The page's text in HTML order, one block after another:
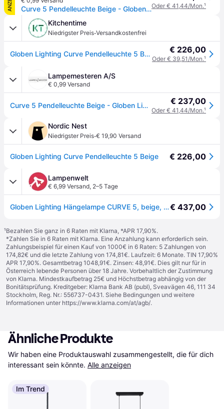
Curve 5 Pendelleuchte Beige - Globen Lighting - Küche - Vintage - Metall - MehrflammigOder € 41,44/Mon.¹
Kitchentime
Niedrigster Preis·Versandkostenfrei
Globen Lighting Curve Pendelleuchte 5 Beige € 226,00
Oder € 39,51/Mon.¹
Lampemesteren A/S
€ 0,99 Versand
Curve 5 Pendelleuchte Beige - Globen Lighting - Küche - Vintage - Metall - Mehrflammig € 237,00
Oder € 41,44/Mon.¹
Nordic Nest
Niedrigster Preis·€ 19,90 Versand
Globen Lighting Curve Pendelleuchte 5 Beige € 226,00
Lampenwelt
€ 6,99 Versand, 2–5 Tage
Globen Lighting Hängelampe CURVE 5, beige, 5-flg., 165 cm€ 437,00
¹Bezahlen Sie ganz in 6 Raten mit Klarna, *APR 17,90%.
*Zahlen Sie in 6 Raten mit Klarna. Eine Anzahlung kann erforderlich sein.
Zahlungsbeispiel für einen Kauf von 1000€ in 6 Raten: 5 Zahlungen von
174,82€ und die letzte Zahlung von 174,81€. Laufzeit: 6 Monate. TIN 17,90%
APR 17,90%. Gesamtbetrag 1048,91€. Zinsen: 48,91€. Dies gilt nur für in
Österreich lebende Personen über 18 Jahre. Vorbehaltlich der Zustimmung
von Klarna. Mindestkaufbetrag 25€ und Höchstbetrag abhängig von der
Bonitätsprüfung. Kreditgeber: Klarna Bank AB (publ), Sveavägen 46, 111 34
Stockholm, Reg. Nr.: 556737-0431. Siehe Bedingungen und weitere
Informationen unter https://www.klarna.com/at/agb/.
Ähnliche Produkte
Wir haben eine Produktauswahl zusammengestellt, die für dich
interessant sein könnte. Alle anzeigen
Im Trend